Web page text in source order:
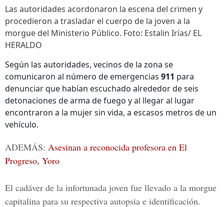
Las autoridades acordonaron la escena del crimen y
procedieron a trasladar el cuerpo de la joven a la
morgue del Ministerio Público. Foto: Estalin Irías/ EL
HERALDO
Según las autoridades, vecinos de la zona se
comunicaron al número de emergencias 911 para
denunciar que habían escuchado alrededor de seis
detonaciones de arma de fuego y al llegar al lugar
encontraron a la mujer sin vida, a escasos metros de un
vehículo.
ADEMÁS: Asesinan a reconocida profesora en El
Progreso, Yoro
El cadáver de la infortunada joven fue llevado a la morgue
capitalina para su respectiva autopsia e identificación.